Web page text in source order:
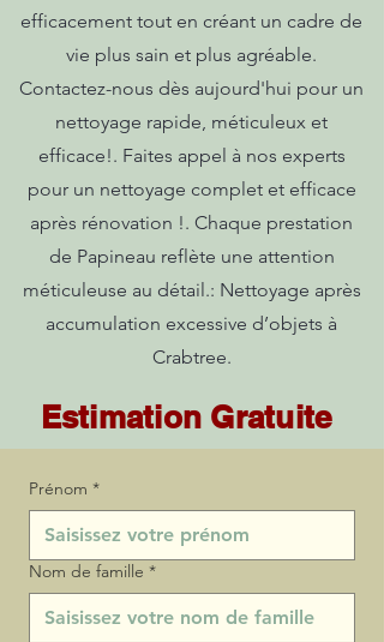
efficacement tout en créant un cadre de
vie plus sain et plus agréable.
Contactez-nous dès aujourd'hui pour un
nettoyage rapide, méticuleux et
efficace!. Faites appel à nos experts
pour un nettoyage complet et efficace
après rénovation !. Chaque prestation
de Papineau reflète une attention
méticuleuse au détail.: Nettoyage après
accumulation excessive d’objets à
Crabtree.
Estimation Gratuite
Prénom *
Nom de famille *